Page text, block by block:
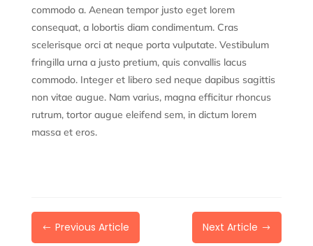
commodo a. Aenean tempor justo eget lorem
consequat, a lobortis diam condimentum. Cras
scelerisque orci at neque porta vulputate. Vestibulum
fringilla urna a justo pretium, quis convallis lacus
commodo. Integer et libero sed neque dapibus sagittis
non vitae augue. Nam varius, magna efficitur rhoncus
rutrum, tortor augue eleifend sem, in dictum lorem
massa et eros.
# Previous Article Next Article $